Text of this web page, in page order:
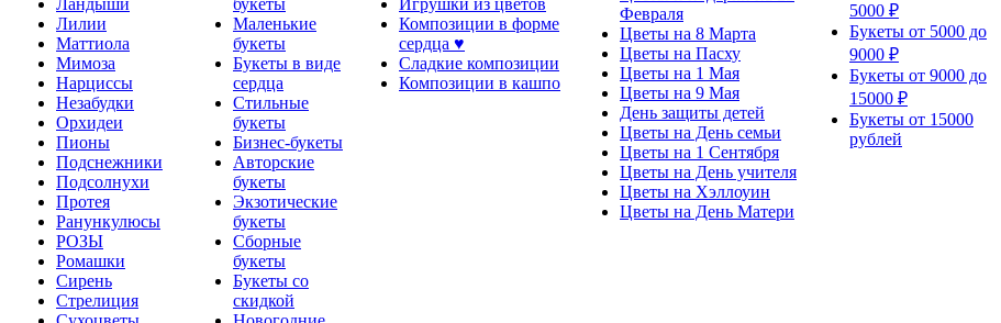
Ландыши
Лилии
Маттиола
Мимоза
Нарциссы
Незабудки
Орхидеи
Пионы
Подснежники
Подсолнухи
Протея
Ранункулюсы
РОЗЫ
Ромашки
Сирень
Стрелиция
букеты
Маленькие
букеты
Букеты в виде
сердца
Стильные
букеты
Бизнес-букеты
Авторские
букеты
Экзотические
букеты
Сборные
букеты
Букеты со
скидкой
Игрушки из цветов
Композиции в форме
сердца ♥
Сладкие композиции
Композиции в кашпо
Февраля
Цветы на 8 Марта
Цветы на Пасху
Цветы на 1 Мая
Цветы на 9 Мая
День защиты детей
Цветы на День семьи
Цветы на 1 Сентября
Цветы на День учителя
Цветы на Хэллоуин
Цветы на День Матери
5000 ₽
Букеты от 5000 до
9000 ₽
Букеты от 9000 до
15000 ₽
Букеты от 15000
рублей